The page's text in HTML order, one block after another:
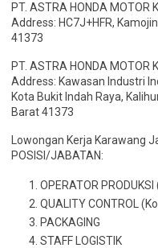
PT. ASTRA HONDA MOTOR
Address: HC7J+HFR,
41373
PT. ASTRA HONDA MOTOR
Address: Kawasan Industri
Kota Bukit Indah Raya,
Barat 41373
Lowongan Kerja Karawang
POSISI/JABATAN:
OPERATOR PRODUKSI
QUALITY CONTROL
PACKAGING
STAFF LOGISTIK